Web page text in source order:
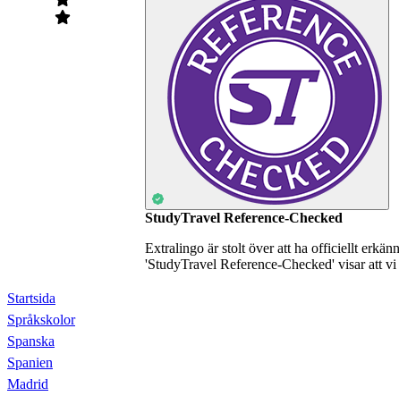
StudyTravel Reference-Checked
Extralingo är stolt över att ha officiellt
'StudyTravel Reference-Checked' visar att
Startsida
Språkskolor
Spanska
Spanien
Madrid